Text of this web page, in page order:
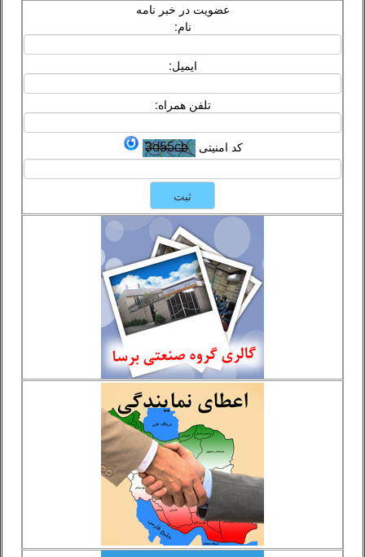
عضویت در خبر نامه
نام:
ایمیل:
تلفن همراه:
کد امنیتی